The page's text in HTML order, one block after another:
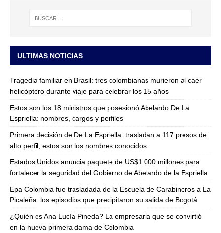
ULTIMAS NOTICIAS
Tragedia familiar en Brasil: tres colombianas murieron al caer
helicóptero durante viaje para celebrar los 15 años
Estos son los 18 ministros que posesionó Abelardo De La
Espriella: nombres, cargos y perfiles
Primera decisión de De La Espriella: trasladan a 117 presos de
alto perfil; estos son los nombres conocidos
Estados Unidos anuncia paquete de US$1.000 millones para
fortalecer la seguridad del Gobierno de Abelardo de la Espriella
Epa Colombia fue trasladada de la Escuela de Carabineros a La
Picaleña: los episodios que precipitaron su salida de Bogotá
¿Quién es Ana Lucía Pineda? La empresaria que se convirtió
en la nueva primera dama de Colombia